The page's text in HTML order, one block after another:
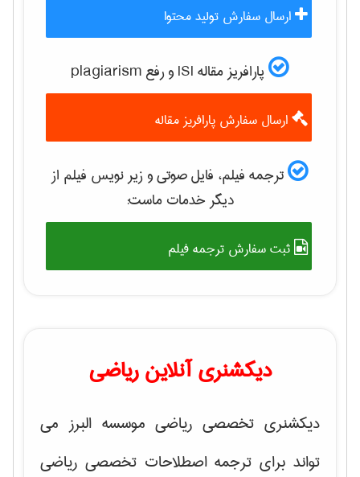
ارسال سفارش تولید محتوا
پارافریز مقاله ISI و رفع plagiarism
ارسال سفارش پارافریز مقاله
ترجمه فیلم، فایل صوتی و زیر نویس فیلم از
دیگر خدمات ماست:
ثبت سفارش ترجمه فیلم
دیکشنری آنلاین ریاضی
دیکشنری تخصصی ریاضی موسسه البرز می
تواند برای ترجمه اصطلاحات تخصصی ریاضی